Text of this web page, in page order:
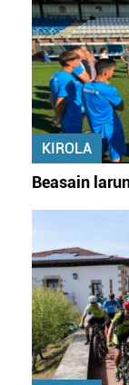
KIROLA
Beasain